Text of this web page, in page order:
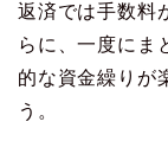
返済では手数料
らに、一度にま
的な資金繰りが
う。